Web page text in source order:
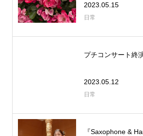
2023.05.15
日常
プチコンサート終
2023.05.12
日常
『Saxophone &